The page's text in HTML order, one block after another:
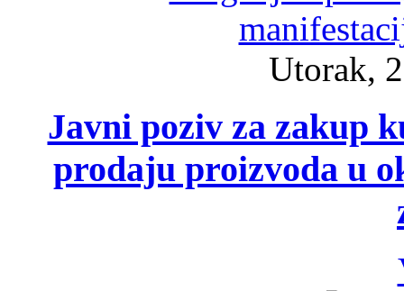
Utorak,
Javni poziv za zakup
prodaju proizvoda u